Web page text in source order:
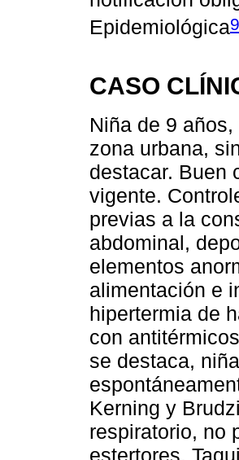
Epidemiológica9
CASO
Niña de 9
zona urbana,
destacar. Buen
vigente.
previas a la
abdominal,
elementos
alimentación e
hipertermia de
con
se destaca,
Kerning y
respiratorio, no
estertores.